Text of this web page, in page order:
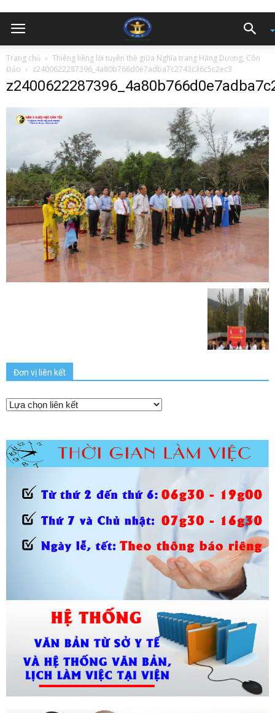
Trang chủ
Thiêng liêng lời tuyên thệ giữa Nghĩa trang Hàng Dương, Côn
Đảo
z2400622287396_4a80b766d0e7adba7c2743c36c5c2ec3
Đơn vị liên kết